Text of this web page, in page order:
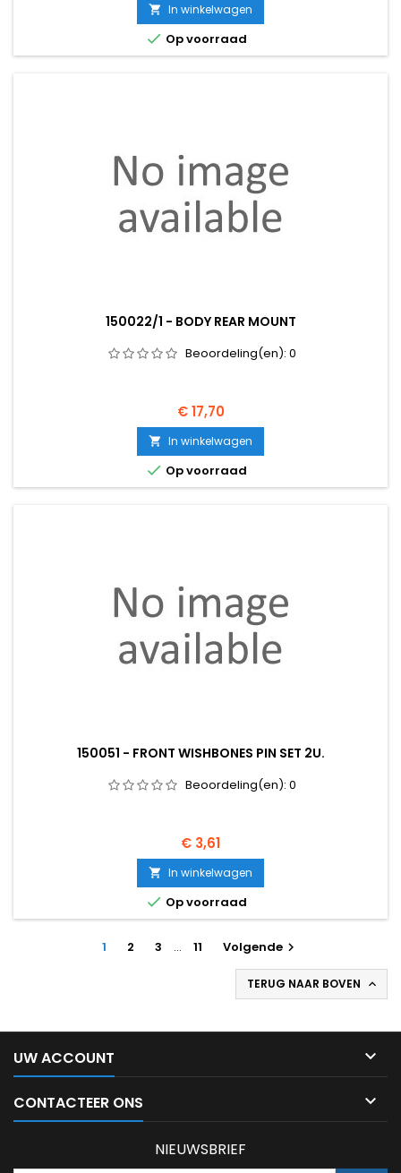
 In winkelwagen
 Op voorraad
150022/1 - BODY REAR MOUNT
Beoordeling(en): 0
Prijs
€ 17,70
 In winkelwagen
 Op voorraad
150051 - FRONT WISHBONES PIN SET 2U.
Beoordeling(en): 0
Prijs
€ 3,61
 In winkelwagen
 Op voorraad
1 2 3 … 11 Volgende 
TERUG NAAR BOVEN 
UW ACCOUNT 
CONTACTEER ONS 
NIEUWSBRIEF